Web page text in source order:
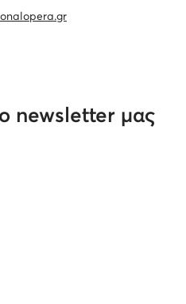
newsletter μας